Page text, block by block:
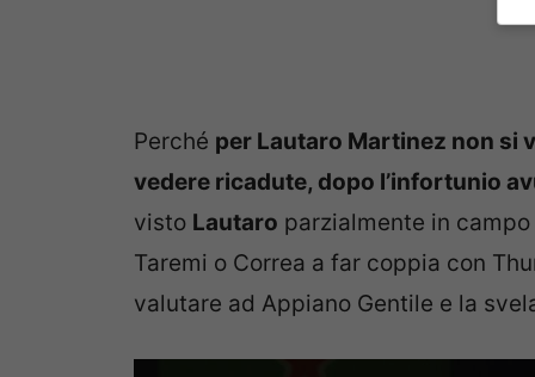
Perché per Lautaro Martinez non si
vedere ricadute, dopo l’infortunio
visto Lautaro parzialmente in
Taremi o Correa a far coppia con
valutare ad Appiano Gentile e la